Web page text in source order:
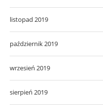
listopad 2019
październik 2019
wrzesień 2019
sierpień 2019